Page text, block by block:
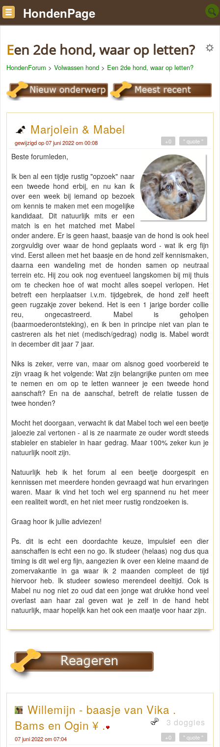
HondenPage
Een 2de hond, waar op letten?
HondenForum > Volwassen hond > Een 2de hond, waar op letten?
Marjolein & Mabel
gewijzigd op 07 juni 2022 om 00:08 " quote "
+0
Beste forumleden,
Ik ben al een tijdje rustig "opzoek" naar
een tweede hond erbij, en nu kan ik
over een week bij iemand op bezoek
om kennis te maken met een mogelijke
kandidaat. Dit natuurlijk mits er een
match is en het matched met Mabel
onder andere. Er is geen haast, baasje van de hond is ook heel
zorgvuldig over waar de hond geplaats word - wat ik erg fijn
vind. Eerst alleen met het baasje en de hond zelf kennismaken,
daarna een wandeling met de honden samen op neutraal
terrein etc. Hij zou ook nog eventueel langskomen bij mij thuis
om te checken hoe of wat mocht alles soepel verlopen. Het
betreft een herplaatser i.v.m. tijdgebrek, de hond zelf heeft
geen rugzakje zover bekend. Het is een 1 jarige border collie
reu, ongecastreerd. Mabel is geholpen
(baarmoederontsteking), en ik ben in principe niet van plan te
castreren als het niet (medisch/gedrag) nodig is. Mabel wordt
in december dit jaar 7 jaar.
Niks is zeker, verre van, maar om alsnog goed voorbereid te
zijn vraag ik het volgende: Wat zijn belangrijke punten om mee
te nemen en om op te letten wanneer je een tweede hond
aanschaft? En na de aanschaf, betreft de relatie tussen de
twee honden?
Mocht het doorgaan, verwacht ik dat Mabel toch wel een beetje
jaloezie zal vertonen - al is ze naarmate ze ouder wordt steeds
stabieler en stabieler in haar gedrag. Maar 100% zeker kun je
natuurlijk nooit zijn.
Natuurlijk heb ik het forum al een beetje doorgespit en
kennissen met meerdere honden gevraagd wat hun ervaringen
waren. Maar ik vind het toch wel erg spannend nu het meer
een realiteit wordt, en het niet meer rustig rondzoeken is.
Graag hoor ik jullie adviezen!
Ps. dit is echt een doordachte keuze, impulsief een dier
aanschaffen is echt een no go. Ik studeer (helaas) nog dus qua
timing is dit wel erg fijn, aangezien ik over een kleine maand de
zomervakantie in ga waar ik 2 maanden compleet de tijd
hiervoor heb. Ik studeer sowieso merendeel deeltijd. Ook is
Mabel nu nog niet zo oud dat een jonge wat drukke hond veel
overlast aan haar zal geven wat je zelf in de hand hebt
natuurlijk, maar hopelijk kan het ook een maatje voor haar zijn.
Willemijn - baasje van Vika .
Bams en Ogin ¥ .
3 doggies
07 juni 2022 om 07:04 " quote "
+0